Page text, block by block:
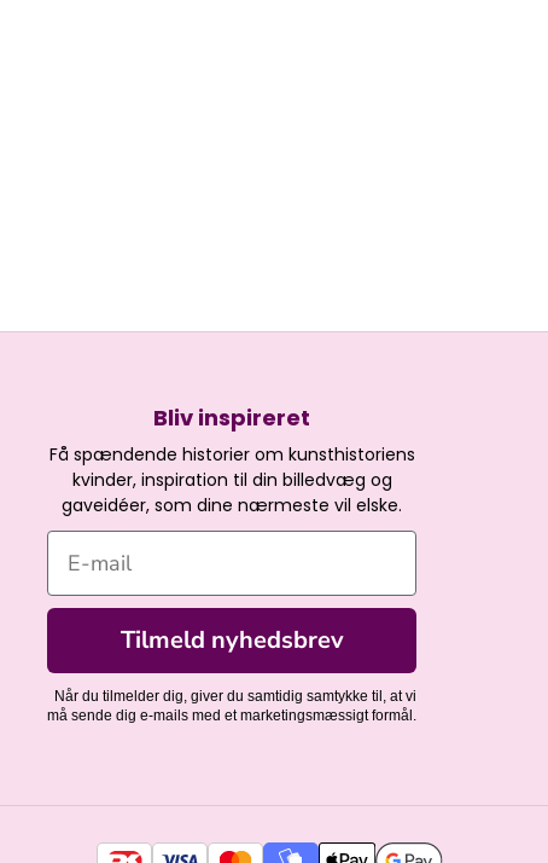
Bliv inspireret
Få spændende historier om kunsthistoriens
kvinder, inspiration til din billedvæg og
gaveidéer, som dine nærmeste vil elske.
E-mail
Tilmeld nyhedsbrev
Når du tilmelder dig, giver du samtidig samtykke til, at vi
må sende dig e-mails med et marketingsmæssigt formål.